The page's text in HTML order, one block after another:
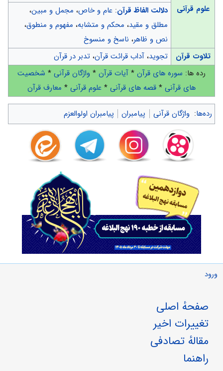
علوم قرآنی
دلالت الفاظ قرآن: عام و خاص، مجمل و مبین،
مطلق و مقید، محکم و متشابه، مفهوم و منطوق،
نص و ظاهر، ناسخ و منسوخ
تلاوت قرآن
تجوید، آداب قرائت قرآن، تدبر در قرآن
رده ها: سوره های قرآن * آیات قرآن * واژگان قرآنی * شخصیت
های قرآنی * قصه های قرآنی * علوم قرآنی * معارف قرآن
رده‌ها: واژگان قرآنی پیامبران پیامبران اولوالعزم
ورود
صفحهٔ اصلی
تغییرات اخیر
مقالهٔ تصادفی
راهنما